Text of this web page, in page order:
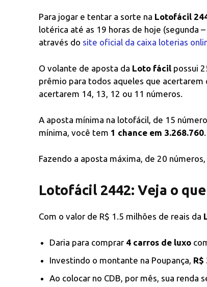
Para jogar e tentar a sorte na Lotofácil
lotérica até as 19 horas de hoje (segunda
através do site oficial da caixa loterias
O volante de aposta da Loto fácil possui
prêmio para todos aqueles que
acertarem 14, 13, 12 ou 11 números.
A aposta mínima na lotofácil, de 15
mínima, você tem 1 chance em 3.268.760.
Fazendo a aposta máxima, de 20
Lotofácil 2442: Veja o
Com o valor de R$ 1.5 milhões de reais da
Daria para comprar 4 carros de luxo
Investindo o montante na Poupança, R$
Ao colocar no CDB, por mês, sua renda